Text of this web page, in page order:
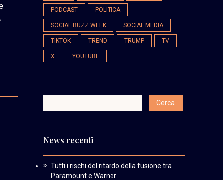
PODCAST POLITICA
SOCIAL BUZZ WEEK SOCIAL MEDIA
TIKTOK TREND TRUMP TV
X YOUTUBE
News recenti
Tutti i rischi del ritardo della fusione tra
Paramount e Warner